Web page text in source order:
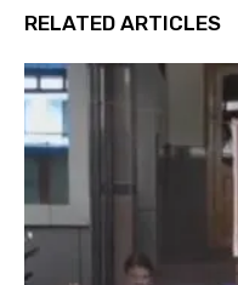
RELATED ARTICLES